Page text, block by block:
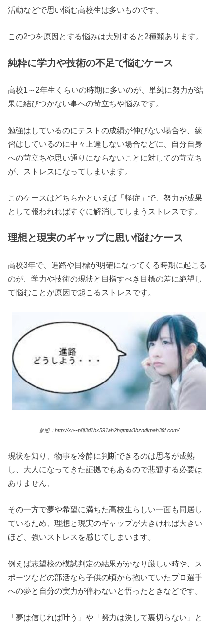
活動などで思い悩む高校生は多いものです。
この2つを原因とする悩みは大別すると2種類あります。
純粋に学力や技術の不足で悩むケース
高校1～2年生くらいの時期に多いのが、単純に努力が結
果に結びつかない事への苛立ちや悩みです。
勉強はしているのにテストの成績が伸びない場合や、練
習はしているのに中々上達しない場合などに、自分自身
への苛立ちや思い通りにならないことに対しての苛立ち
が、ストレスになってしまいます。
このケースはどちらかといえば「軽症」で、努力が成果
として報われればすぐに解消してしまうストレスです。
理想と現実のギャップに思い悩むケース
高校3年で、進路や目標が明確になってくる時期に起こる
のが、学力や技術の現状と目指すべき目標の差に絶望し
て悩むことが原因で起こるストレスです。
参照：http://xn--p8j3d1bx591ah2hgttpw3bzndkpah39f.com/
現状を知り、物事を冷静に判断できるのは思考が成熟
し、大人になってきた証拠でもあるので悲観する必要は
ありません、
その一方で夢や希望に満ちた高校生らしい一面も同居し
ているため、理想と現実のギャップが大きければ大きい
ほど、強いストレスを感じてしまいます。
例えば志望校の模試判定の結果がかなり厳しい時や、ス
ポーツなどの部活なら子供の頃から抱いていたプロ選手
への夢と自分の実力が伴わないと悟ったときなどです。
「夢は信じれば叶う」や「努力は決して裏切らない」と